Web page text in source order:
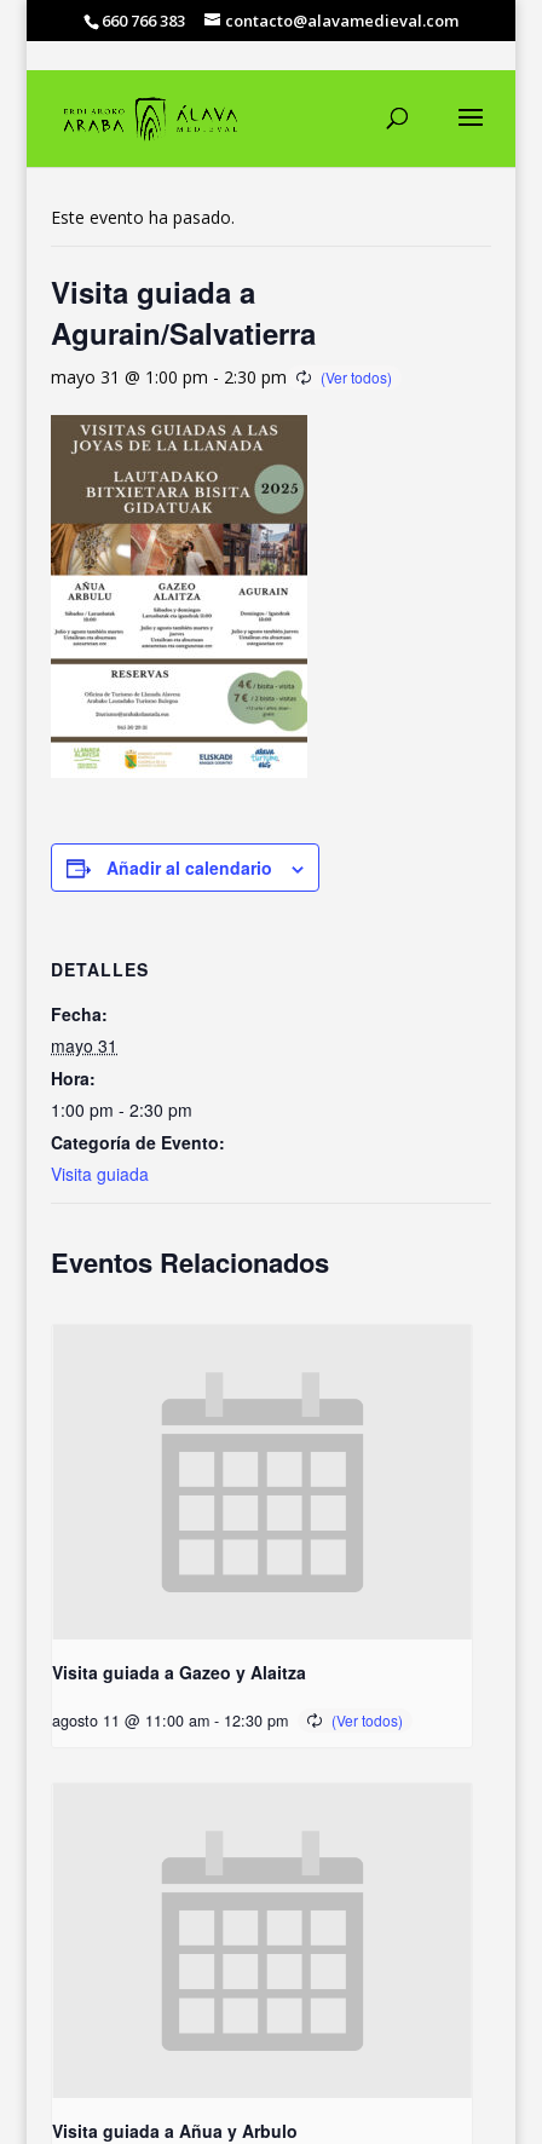
660 766 383 contacto@alavamedieval.com
Este evento ha pasado.
Visita guiada a
Agurain/Salvatierra
mayo 31 @ 1:00 pm - 2:30 pm
Añadir al calendario
DETALLES
Fecha:
mayo 31
Hora:
1:00 pm - 2:30 pm
Categoría de Evento:
Visita guiada
Eventos Relacionados
Visita guiada a Gazeo y Alaitza
agosto 11 @ 11:00 am - 12:30 pm
Visita guiada a Añua y Arbulo